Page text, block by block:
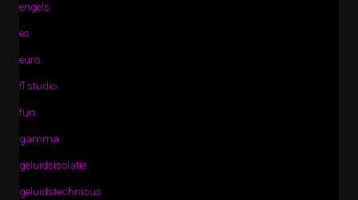
engels
es
euro
fl studio
fun
gamma
geluidsisolatie
geluidstechnicus